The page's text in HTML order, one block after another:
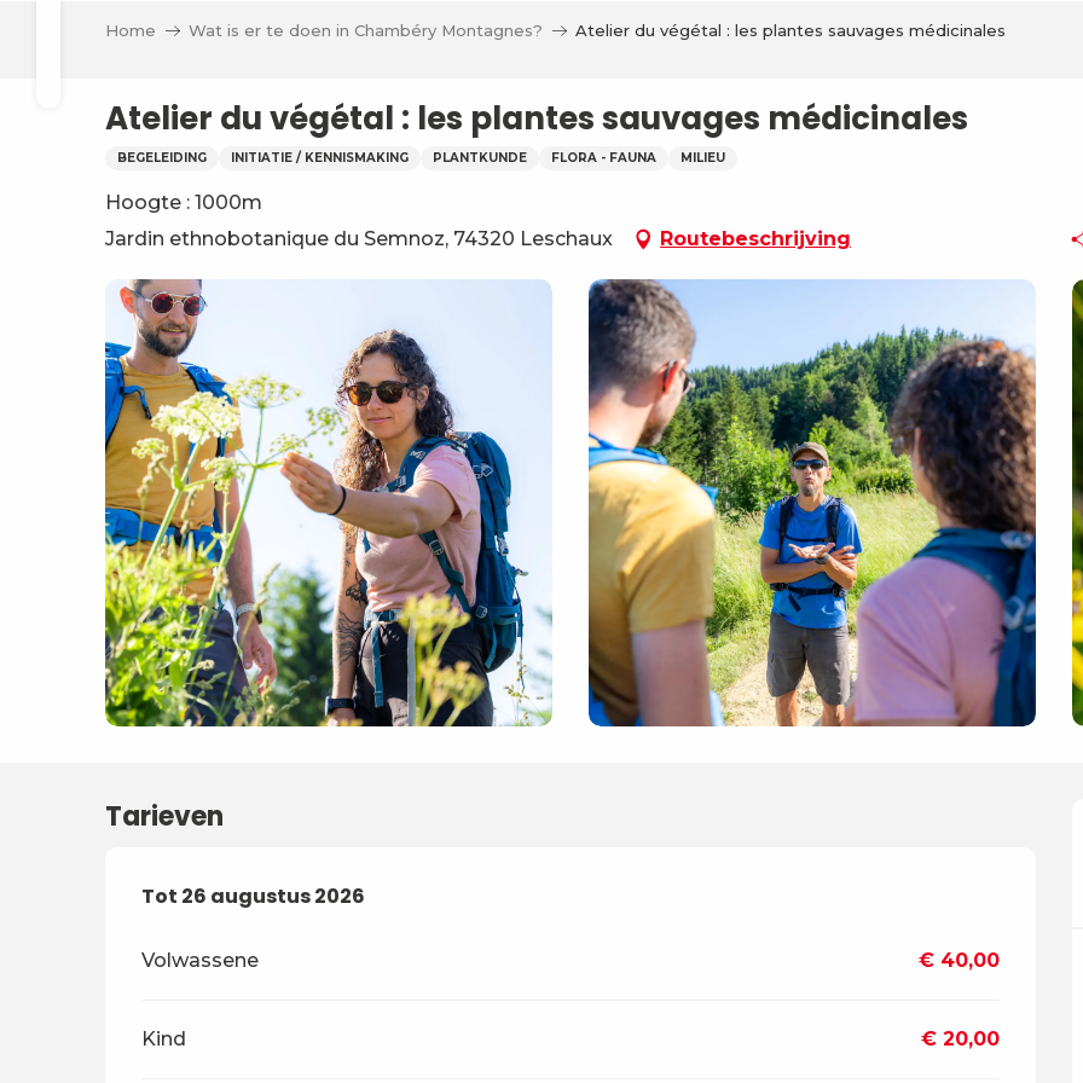
Home Wat is er te doen in Chambéry Montagnes? Atelier du végétal : les plantes sauvages médicinales
Atelier du végétal : les plantes sauvages médicinales
BEGELEIDING INITIATIE / KENNISMAKING PLANTKUNDE FLORA - FAUNA MILIEU
Hoogte : 1000m
Jardin ethnobotanique du Semnoz, 74320 Leschaux
Routebeschrijving
Tarieven
Van20 juli 2026tot26 augustus 2026
Tot 26 augustus 2026
Volwassene € 40,00
Kind € 20,00